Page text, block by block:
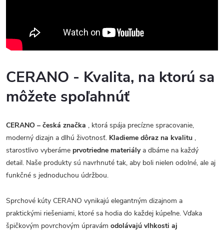
CERANO - Kvalita, na ktorú sa
môžete spoľahnúť
CERANO – česká značka , ktorá spája precízne spracovanie,
moderný dizajn a dlhú životnosť. Kladieme dôraz na kvalitu ,
starostlivo vyberáme prvotriedne materiálya dbáme na každý
detail. Naše produkty sú navrhnuté tak, aby boli nielen odolné, ale aj
funkčné s jednoduchou údržbou.
Sprchové kúty CERANO vynikajú elegantným dizajnom a
praktickými riešeniami, ktoré sa hodia do každej kúpeľne. Vďaka
špičkovým povrchovým úpravám odolávajú vlhkosti aj